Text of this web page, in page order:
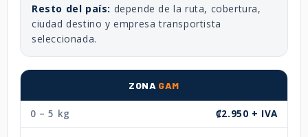
Resto del país: depende de la ruta, cobertura,
ciudad destino y empresa transportista
seleccionada.
ZONA GAM
0 – 5 kg ₡2.950 + IVA